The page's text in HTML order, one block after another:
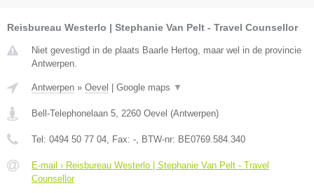
Reisbureau Westerlo | Stephanie Van Pelt - Travel Counsellor
Niet gevestigd in de plaats Baarle Hertog, maar wel in de provincie
Antwerpen.
Antwerpen » Oevel Google maps ▼
Bell-Telephonelaan 5 2260 Oevel (Antwerpen)
Tel: 0494 50 77 04 , Fax: - , BTW-nr: BE0769.584.340
E-mail › Reisbureau Westerlo | Stephanie Van Pelt - Travel
Counsellor